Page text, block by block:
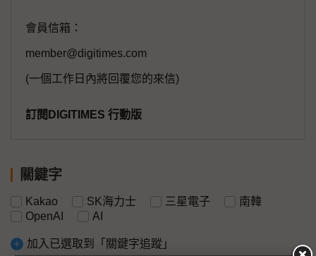
會員信箱：
member@digitimes.com
(一個工作日內將回覆您的來信)
訂閱DIGITIMES 行動版
關鍵字
Kakao SK海力士 三星電子
南韓
OpenAI
AI
加入已選取到「關鍵字追蹤」